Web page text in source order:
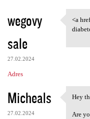
wegovy
sale
27.02.2024
Adres
<a
<a
Micheals
27.02.2024
Hey
Hey
Are